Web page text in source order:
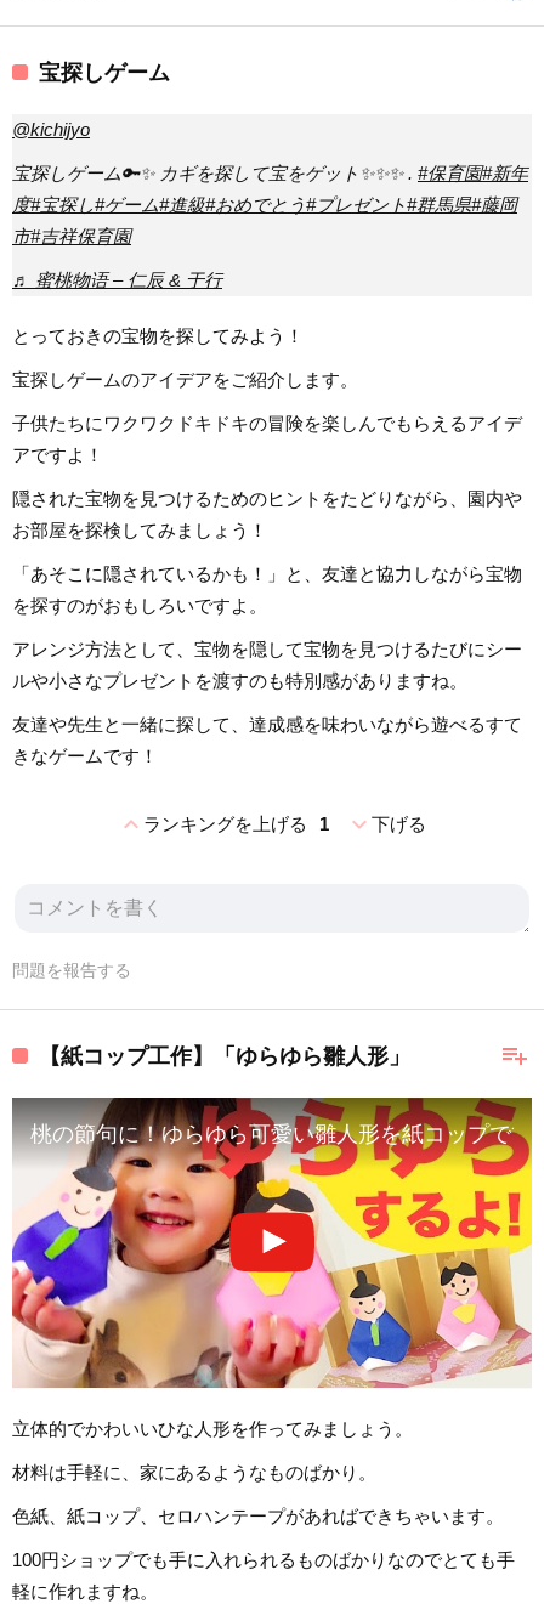
宝探しゲーム
@kichijyo
宝探しゲーム🔑✨ カギを探して宝をゲット✨✨✨ . #保育園#新年
度#宝探し#ゲーム#進級#おめでとう#プレゼント#群馬県#藤岡
市#吉祥保育園
♬ 蜜桃物语 – 仁辰 & 于行
とっておきの宝物を探してみよう！
宝探しゲームのアイデアをご紹介します。
子供たちにワクワクドキドキの冒険を楽しんでもらえるアイデ
アですよ！
隠された宝物を見つけるためのヒントをたどりながら、園内や
お部屋を探検してみましょう！
「あそこに隠されているかも！」と、友達と協力しながら宝物
を探すのがおもしろいですよ。
アレンジ方法として、宝物を隠して宝物を見つけるたびにシー
ルや小さなプレゼントを渡すのも特別感がありますね。
友達や先生と一緒に探して、達成感を味わいながら遊べるすて
きなゲームです！
expand_lessランキングを上げる 1 expand_more下げる
問題を報告する
playlist_add
【紙コップ工作】「ゆらゆら雛人形」
桃の節句に！ゆらゆら可愛い雛人形を紙コップで
立体的でかわいいひな人形を作ってみましょう。
材料は手軽に、家にあるようなものばかり。
色紙、紙コップ、セロハンテープがあればできちゃいます。
100円ショップでも手に入れられるものばかりなのでとても手
軽に作れますね。